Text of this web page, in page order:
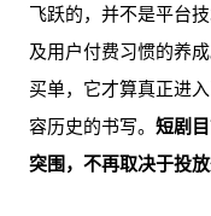
飞跃的，并不是平台
及用户付费习惯的养
买单，它才算真正进
容历史的书写。 短剧
突围，不再取决于投